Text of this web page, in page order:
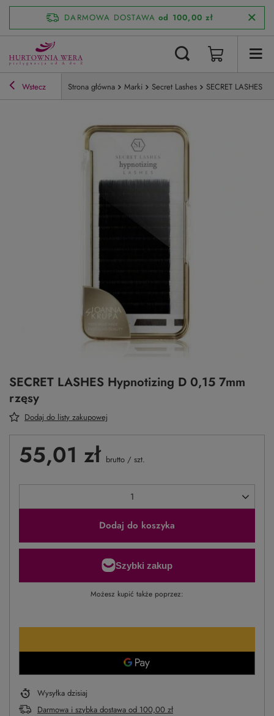
DARMOWA DOSTAWA od 100,00 zł
Wstecz Strona główna Marki Secret Lashes SECRET LASHES
SECRET LASHES Hypnotizing D 0,15 7mm
rzęsy
Dodaj do listy zakupowej
55,01 zł brutto / szt.
Dodaj do koszyka
Możesz kupić także poprzez:
Wysyłka dzisiaj
Darmowa i szybka dostawa od 100,00 zł